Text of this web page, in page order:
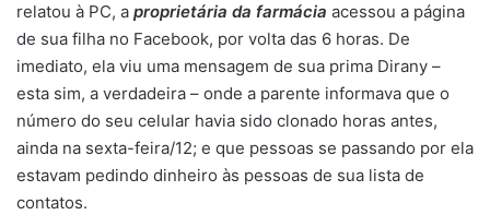
relatou à PC, a proprietária da farmácia acessou a página
de sua filha no Facebook, por volta das 6 horas. De
imediato, ela viu uma mensagem de sua prima Dirany –
esta sim, a verdadeira – onde a parente informava que o
número do seu celular havia sido clonado horas antes,
ainda na sexta-feira/12; e que pessoas se passando por ela
estavam pedindo dinheiro às pessoas de sua lista de
contatos.